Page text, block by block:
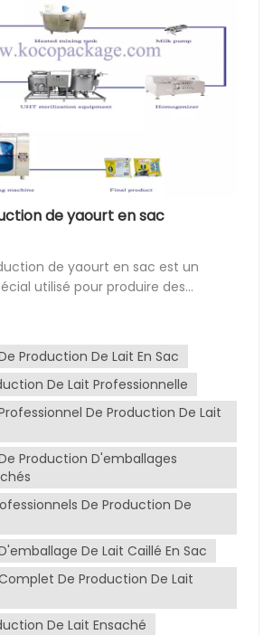
de yaourt en sac
de yaourt en sac est un
utilisé pour produire des
composants principaux suivants :
équipement d'osmose inverse,
Système de nettoyage CIP,
à haute température, cuve
température, homogénéisateur,
stérilisation instantanée UHT, cuve
machine de remplissage et de
salle de fermentation et
à température constante.Le
et de mélange est utilisé pour
et d’autres matières premières
déterminée par la formule afin
et la stabilité du yaourt.La
est un appareil utilisé pour la
yaourt. Il est généralement
inoxydable et dispose de fonctions
Production De Lait En Sac
De Lait Professionnelle
De Production De Lait
Production D'emballages
De Production De
De Lait Caillé En Sac
De Production De Lait
De Lait Ensaché